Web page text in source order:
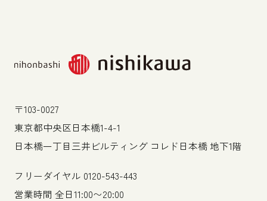
〒103-0027
東京都中央区日本橋1-4-1
日本橋一丁目三井ビルティング コレド日本橋 地下1階
フリーダイヤル 0120-543-443
営業時間 全日11:00〜20:00